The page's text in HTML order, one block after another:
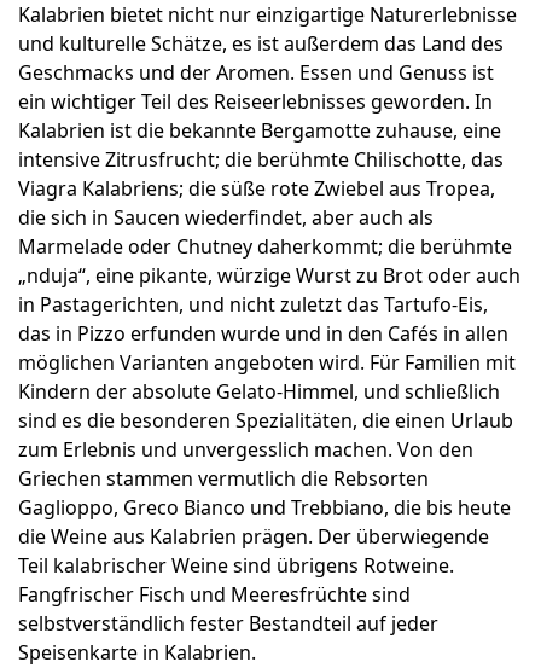
Kalabrien bietet nicht nur einzigartige Naturerlebnisse
und kulturelle Schätze, es ist außerdem das Land des
Geschmacks und der Aromen. Essen und Genuss ist
ein wichtiger Teil des Reiseerlebnisses geworden. In
Kalabrien ist die bekannte Bergamotte zuhause, eine
intensive Zitrusfrucht; die berühmte Chilischotte, das
Viagra Kalabriens; die süße rote Zwiebel aus Tropea,
die sich in Saucen wiederfindet, aber auch als
Marmelade oder Chutney daherkommt; die berühmte
„nduja“, eine pikante, würzige Wurst zu Brot oder auch
in Pastagerichten, und nicht zuletzt das Tartufo-Eis,
das in Pizzo erfunden wurde und in den Cafés in allen
möglichen Varianten angeboten wird. Für Familien mit
Kindern der absolute Gelato-Himmel, und schließlich
sind es die besonderen Spezialitäten, die einen Urlaub
zum Erlebnis und unvergesslich machen. Von den
Griechen stammen vermutlich die Rebsorten
Gaglioppo, Greco Bianco und Trebbiano, die bis heute
die Weine aus Kalabrien prägen. Der überwiegende
Teil kalabrischer Weine sind übrigens Rotweine.
Fangfrischer Fisch und Meeresfrüchte sind
selbstverständlich fester Bestandteil auf jeder
Speisenkarte in Kalabrien.